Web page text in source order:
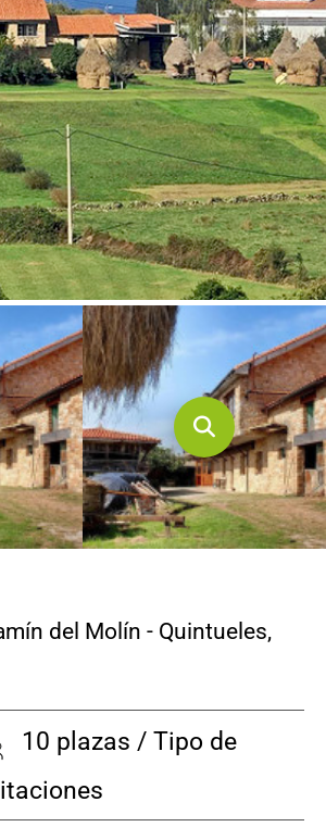
del Molín - Quintueles,
10 plazas / Tipo de